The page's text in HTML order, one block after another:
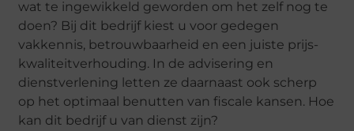
wat te ingewikkeld geworden om het zelf nog te
doen? Bij dit bedrijf kiest u voor gedegen
vakkennis, betrouwbaarheid en een juiste prijs-
kwaliteitverhouding. In de advisering en
dienstverlening letten ze daarnaast ook scherp
op het optimaal benutten van fiscale kansen. Hoe
kan dit bedrijf u van dienst zijn?